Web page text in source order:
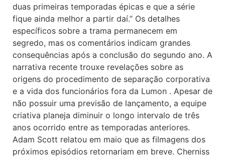
duas primeiras temporadas épicas e que a série
fique ainda melhor a partir daí.” Os detalhes
específicos sobre a trama permanecem em
segredo, mas os comentários indicam grandes
consequências após a conclusão do segundo ano. A
narrativa recente trouxe revelações sobre as
origens do procedimento de separação corporativa
e a vida dos funcionários fora da Lumon . Apesar de
não possuir uma previsão de lançamento, a equipe
criativa planeja diminuir o longo intervalo de três
anos ocorrido entre as temporadas anteriores.
Adam Scott relatou em maio que as filmagens dos
próximos episódios retornariam em breve. Cherniss